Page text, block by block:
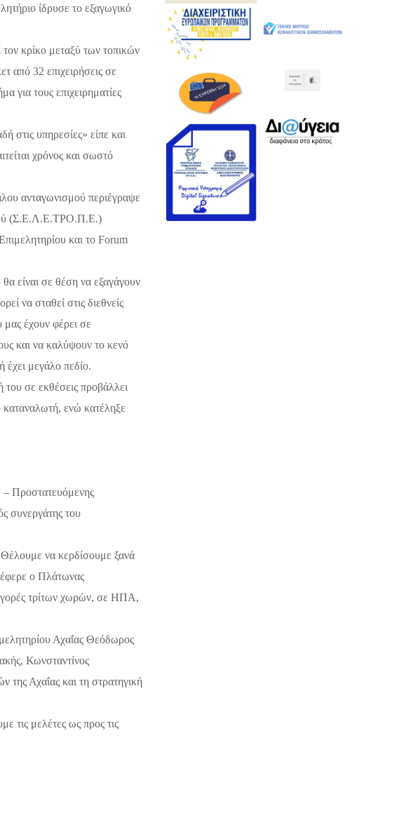
ίδρυσε το εξαγωγικό
κρίκο μεταξύ των τοπικών
από 32 επιχειρήσεις σε
για τους επιχειρηματίες
στις υπηρεσίες» είπε και
χρόνος και σωστό
ανταγωνισμού περιέγραψε
(Σ.Ε.Λ.Ε.ΤΡΟ.Π.Ε.)
και το Forum
είναι σε θέση να εξαγάγουν
να σταθεί στις διεθνείς
μας έχουν φέρει σε
και να καλύψουν το κενό
έχει μεγάλο πεδίο.
σε εκθέσεις προβάλλει
καταναλωτή, ενώ κατέληξε
Προστατευόμενης
συνεργάτης του
Θέλουμε να κερδίσουμε ξανά
ο Πλάτωνας
τρίτων χωρών, σε ΗΠΑ,
Αχαΐας Θεόδωρος
Κωνσταντίνος
της Αχαΐας και τη στρατηγική
τις μελέτες ως προς τις